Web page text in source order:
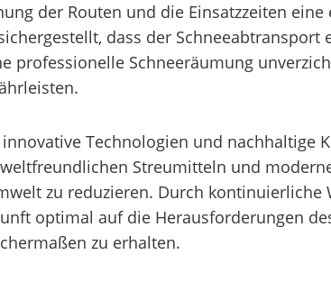
der Routen und die Einsatzzeiten
dass der
professionelle Schneeräumung
Technologien und nachhaltige
Streumitteln und
zu reduzieren. Durch
optimal auf die Herausforderungen
zu erhalten.